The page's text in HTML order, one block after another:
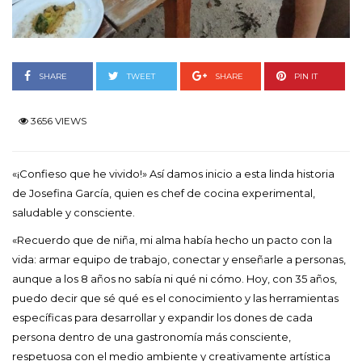
SHARE TWEET SHARE PIN IT
3656 VIEWS
«¡Confieso que he vivido!» Así damos inicio a esta linda historia
de Josefina García, quien es chef de cocina experimental,
saludable y consciente.
«Recuerdo que de niña, mi alma había hecho un pacto con la
vida: armar equipo de trabajo, conectar y enseñarle a personas,
aunque a los 8 años no sabía ni qué ni cómo. Hoy, con 35 años,
puedo decir que sé qué es el conocimiento y las herramientas
específicas para desarrollar y expandir los dones de cada
persona dentro de una gastronomía más consciente,
respetuosa con el medio ambiente y creativamente artística